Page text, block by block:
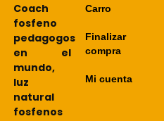
Coach
fosfeno
pedagogos
en el
mundo,
luz
natural
fosfenos
Carro
Finalizar
compra
Mi cuenta